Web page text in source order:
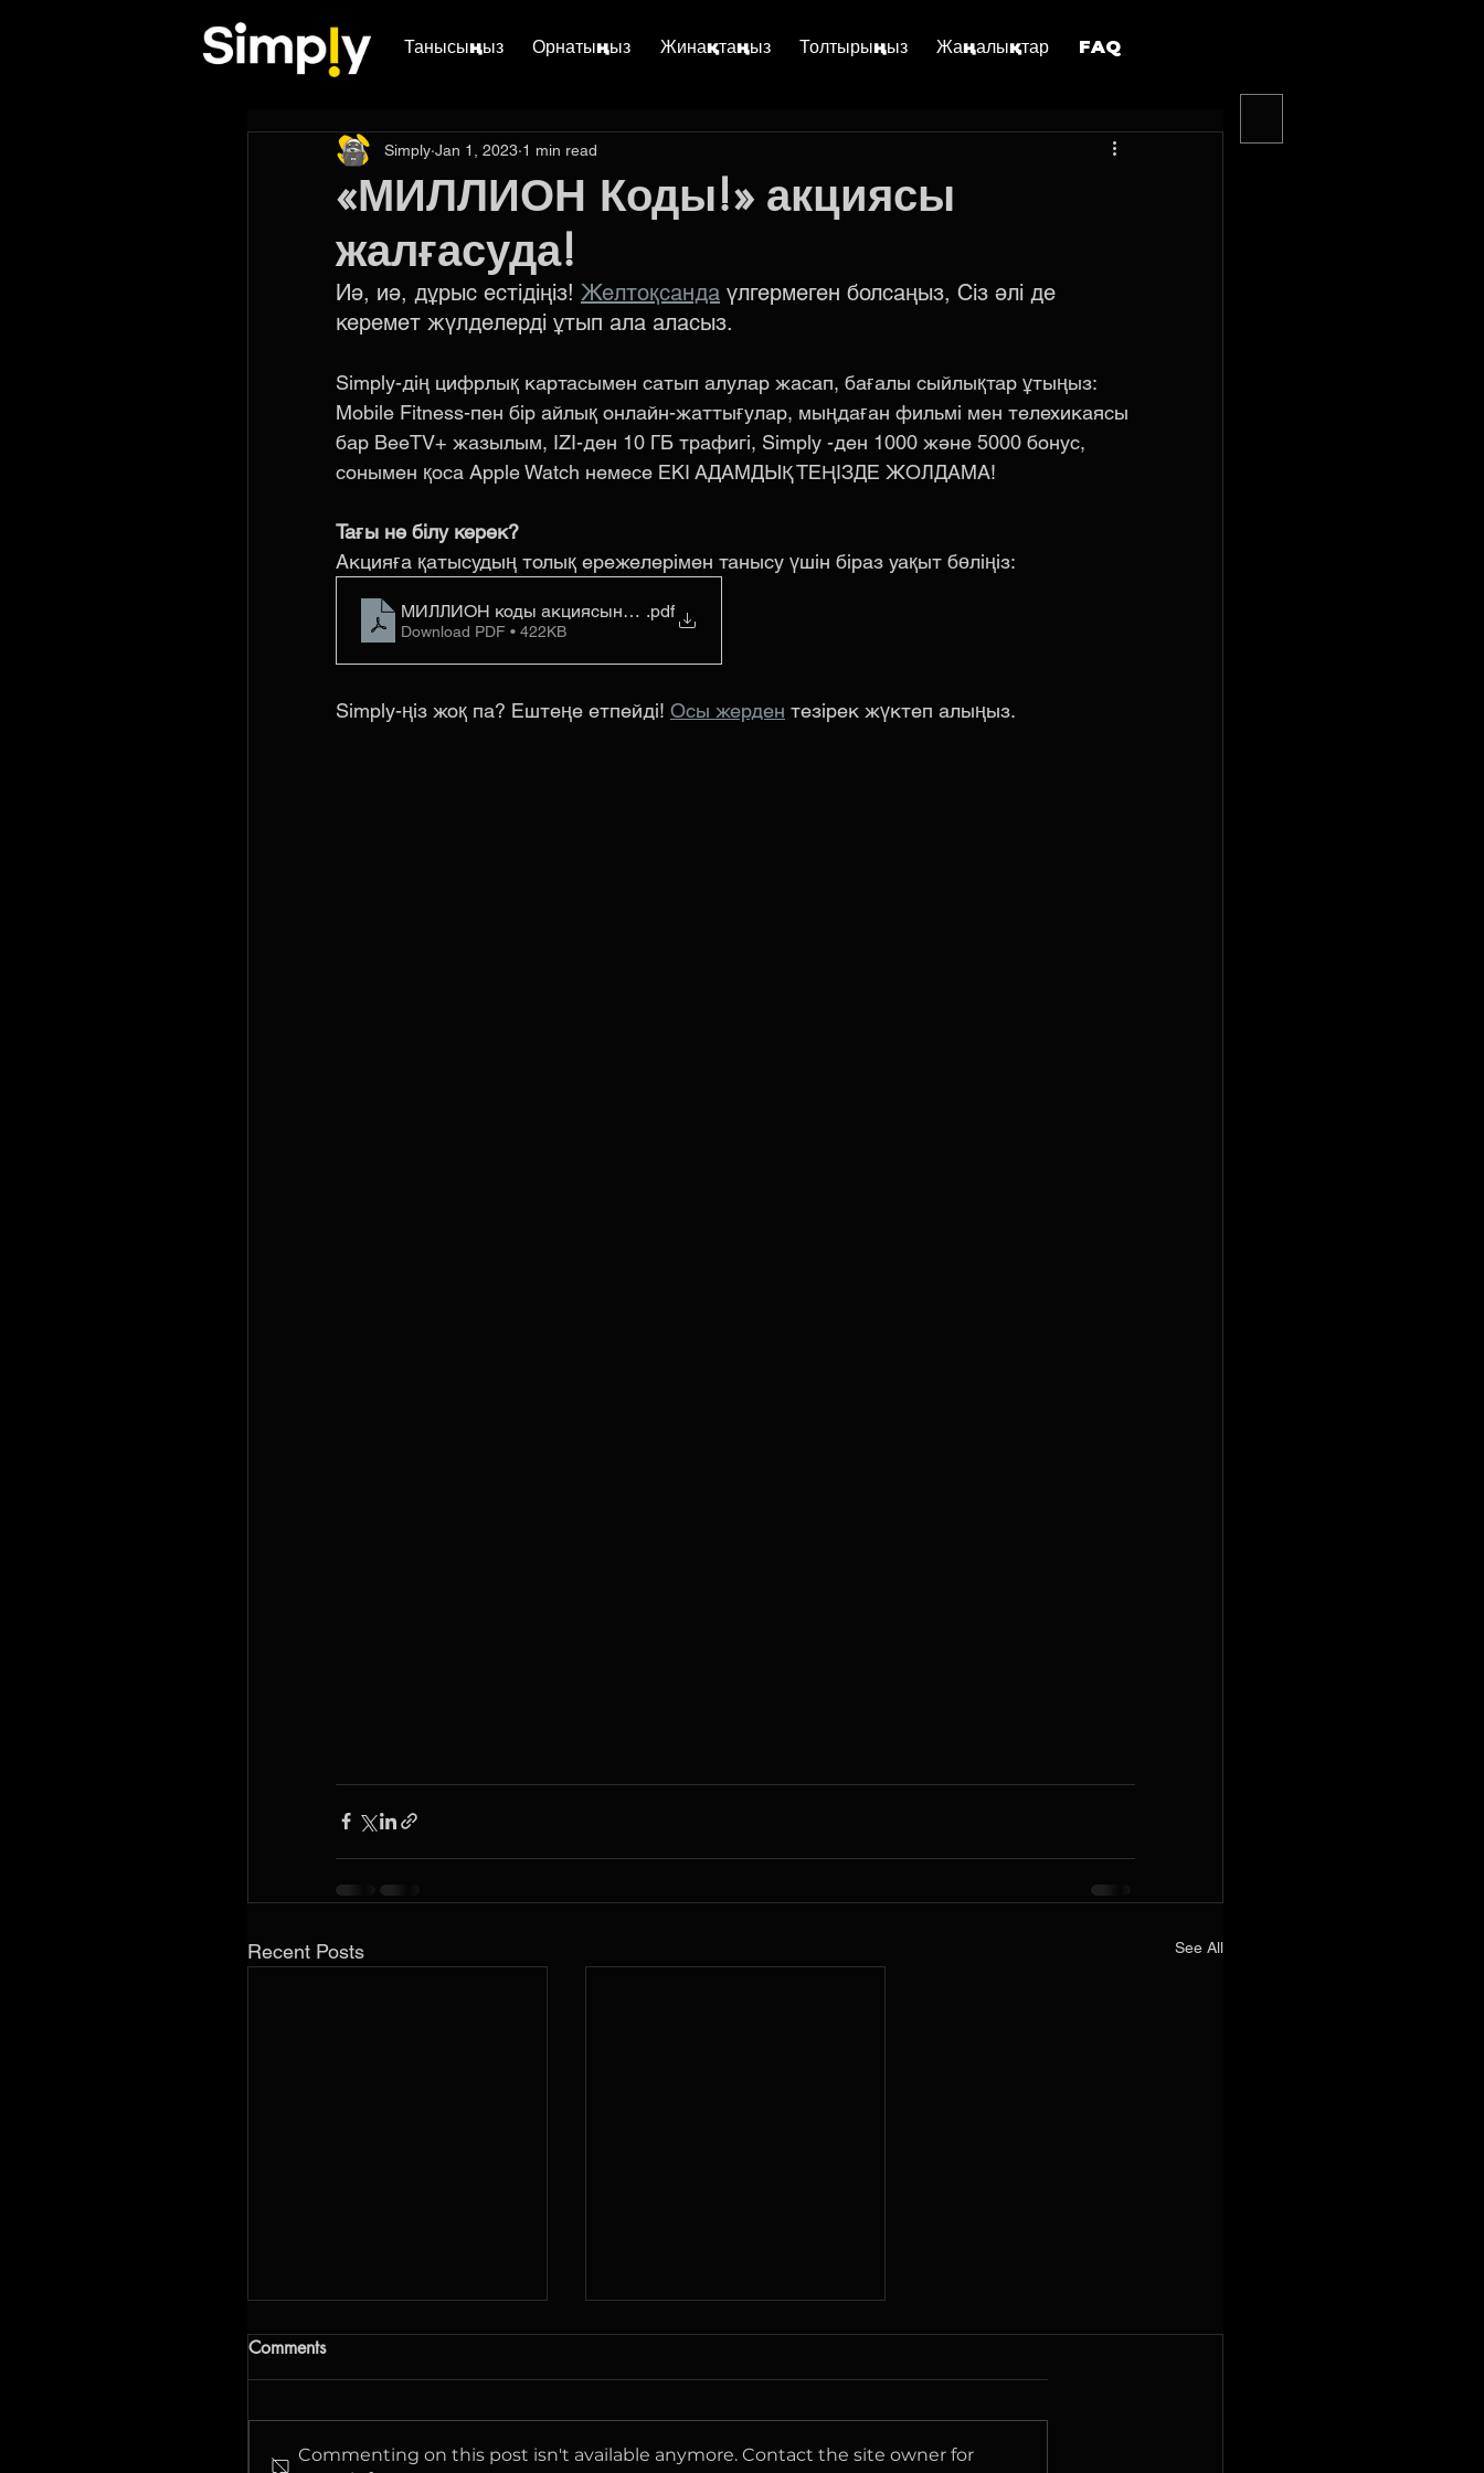
Танысыңыз Орнатыңыз Жинақтаңыз Толтырыңыз Жаңалықтар FAQ
«МИЛЛИОН Коды!» акциясы
жалғасуда!
Simply Jan 1, 2023 1 min read
Иә, иә, дұрыс естідіңіз! Желтоқсанда үлгермеген болсаңыз, Сіз әлі де
керемет жүлделерді ұтып ала аласыз.
Simply-дің цифрлық картасымен сатып алулар жасап, бағалы сыйлықтар ұтыңыз:
Mobile Fitness-пен бір айлық онлайн-жаттығулар, мыңдаған фильмі мен телехикаясы
бар BeeTV+ жазылым, IZI-ден 10 ГБ трафигі, Simply -ден 1000 және 5000 бонус,
сонымен қоса Apple Watch немесе ЕКІ АДАМДЫҚ ТЕҢІЗДЕ ЖОЛДАМА!
Тағы не білу керек?
Акцияға қатысудың толық ережелерімен танысу үшін біраз уақыт бөліңіз:
МИЛЛИОН коды акциясының толық ережелері
.pdf
Download PDF • 422KB
Simply-ңіз жоқ па? Ештеңе етпейді! Осы жерден тезірек жүктеп алыңыз.
Recent Posts See All
Жоспарлы жұмыстар
Біз сервисті жақсарту
жоспарлы жұмыстардың
Заңды мекенжайдың
«КАЗЕВРОМОБАЙЛ» ЖШС
Comments
Commenting on this post isn't available anymore. Contact the site owner for